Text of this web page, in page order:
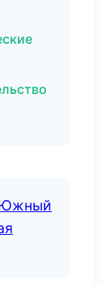
Южный